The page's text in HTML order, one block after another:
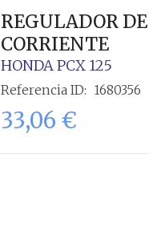
REGULADOR DE
CORRIENTE
HONDAPCX 125
Referencia ID: 1680356
33,06 €